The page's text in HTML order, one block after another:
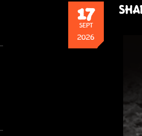
17
SEPT
2026